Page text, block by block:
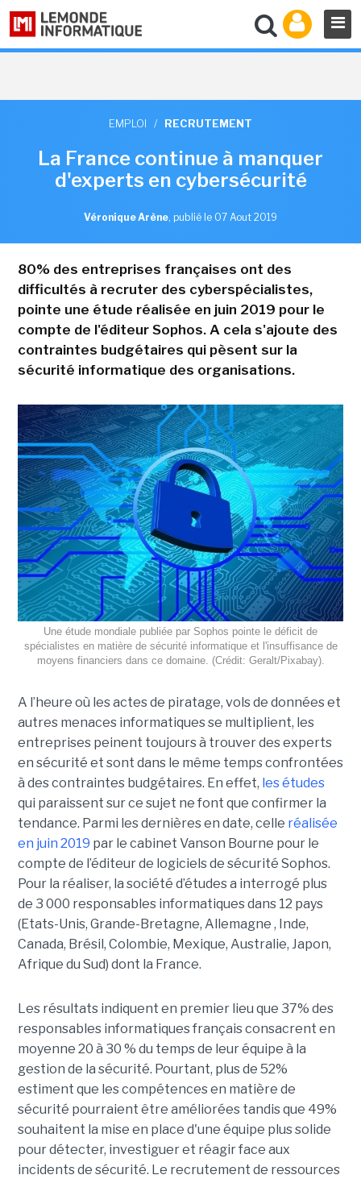
EMPLOI / RECRUTEMENT
La France continue à manquer
d'experts en cybersécurité
Véronique Arène, publié le 07 Aout 2019
80% des entreprises françaises ont des
difficultés à recruter des cyberspécialistes,
pointe une étude réalisée en juin 2019 pour le
compte de l'éditeur Sophos. A cela s'ajoute des
contraintes budgétaires qui pèsent sur la
sécurité informatique des organisations.
Une étude mondiale publiée par Sophos pointe le déficit de
spécialistes en matière de sécurité informatique et l'insuffisance de
moyens financiers dans ce domaine. (Crédit: Geralt/Pixabay).
A l’heure où les actes de piratage, vols de données et
autres menaces informatiques se multiplient, les
entreprises peinent toujours à trouver des experts
en sécurité et sont dans le même temps confrontées
à des contraintes budgétaires. En effet, les études
qui paraissent sur ce sujet ne font que confirmer la
tendance. Parmi les dernières en date, celle réalisée
en juin 2019 par le cabinet Vanson Bourne pour le
compte de l’éditeur de logiciels de sécurité Sophos.
Pour la réaliser, la société d’études a interrogé plus
de 3 000 responsables informatiques dans 12 pays
(Etats-Unis, Grande-Bretagne, Allemagne , Inde,
Canada, Brésil, Colombie, Mexique, Australie, Japon,
Afrique du Sud) dont la France.
Les résultats indiquent en premier lieu que 37% des
responsables informatiques français consacrent en
moyenne 20 à 30 % du temps de leur équipe à la
gestion de la sécurité. Pourtant, plus de 52%
estiment que les compétences en matière de
sécurité pourraient être améliorées tandis que 49%
souhaitent la mise en place d'une équipe plus solide
pour détecter, investiguer et réagir face aux
incidents de sécurité. Le recrutement de ressources